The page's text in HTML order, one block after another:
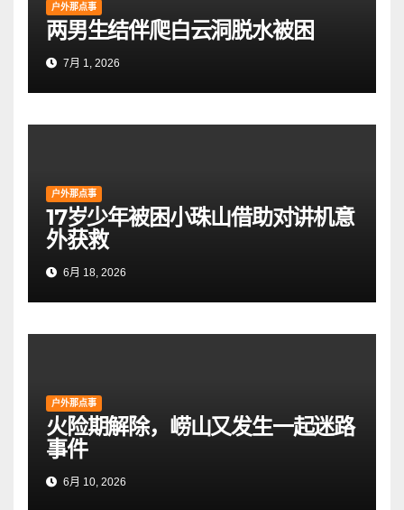
户外那点事
两男生结伴爬白云洞脱水被困
7月 1, 2026
户外那点事
17岁少年被困小珠山借助对讲机意
外获救
6月 18, 2026
户外那点事
火险期解除，崂山又发生一起迷路
事件
6月 10, 2026